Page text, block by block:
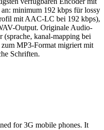
minimum 192 kbps für lossy
mit AAC-LC bei 192 kbps),
Output. Originale Audio-
(sprache, kanal-mapping bei
MP3-Format migriert mit
Schriften.
for 3G mobile phones. It